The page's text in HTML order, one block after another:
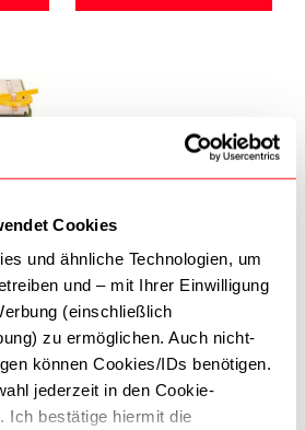
Cookies
und ähnliche Technologien, um
und – mit Ihrer Einwilligung
(einschließlich
zu ermöglichen. Auch nicht-
können Cookies/IDs benötigen.
jederzeit in den Cookie-
Ich bestätige hiermit die